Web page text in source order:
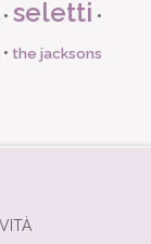
•seletti •
• the jacksons